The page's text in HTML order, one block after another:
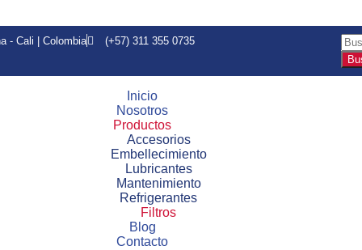
- Cali | Colombia
(+57) 311 355 0735
Inicio
Nosotros
Productos
Accesorios
Embellecimiento
Lubricantes
Mantenimiento
Refrigerantes
Filtros
Blog
Contacto